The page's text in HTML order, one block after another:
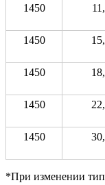
1450
1450
1450
1450
1450
*При изменении